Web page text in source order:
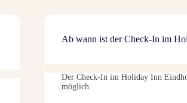
Ab wann ist der Check-In im
Der Check-In im Holiday Inn
möglich.